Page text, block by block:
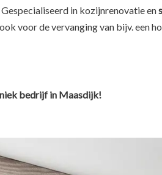
in kozijnrenovatie en
voor de vervanging van bijv. een
bedrijf in Maasdijk!